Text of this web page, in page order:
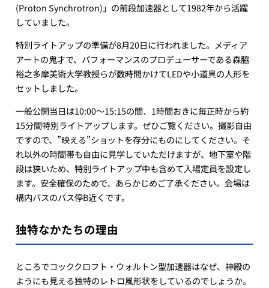
(Proton Synchrotron)」の前段加速器として1982年から活躍
していました。
特別ライトアップの準備が8月20日に行われました。メディア
アートの鬼才で、パフォーマンスのプロデューサーである森脇
裕之多摩美術大学教授らが数時間かけてLEDや小道具の人形を
セットしました。
一般公開当日は10:00〜15:15の間、1時間おきに毎正時から約
15分間特別ライトアップします。ぜひご覧ください。撮影自由
ですので、”映える”ショットを存分にものにしてください。そ
れ以外の時間帯も自由に見学していただけますが、地下室や階
段は狭いため、特別ライトアップ中も含めて入場定員を設定し
ます。安全確保のためで、あらかじめご了承ください。会場は
構内バスのバス停B近くです。
独特なかたちの理由
ところでコッククロフト・ウォルトン型加速器はなぜ、神殿の
ようにも見える独特のレトロ風形状をしているのでしょうか。